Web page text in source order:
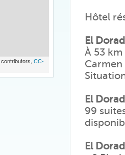
contributors, CC-
Hôtel
El
À 53
Carmen
El
99
El